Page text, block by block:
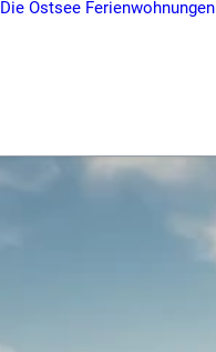
Die Ostsee Ferienwohnungen